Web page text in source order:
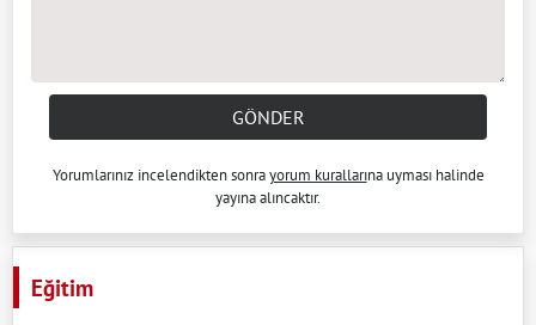
GÖNDER
Yorumlarınız incelendikten sonrayorum kurallarına uyması halinde
yayına alıncaktır.
Eğitim